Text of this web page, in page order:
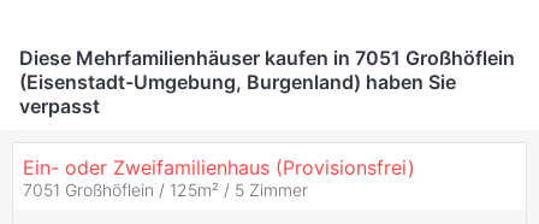
Diese Mehrfamilienhäuser kaufen in 7051 Großhöflein
(Eisenstadt-Umgebung, Burgenland) haben Sie
verpasst
Ein- oder Zweifamilienhaus (Provisionsfrei)
7051 Großhöflein / 125m² / 5 Zimmer